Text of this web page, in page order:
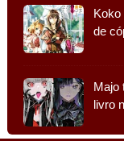
Koko
de
Majo
livro